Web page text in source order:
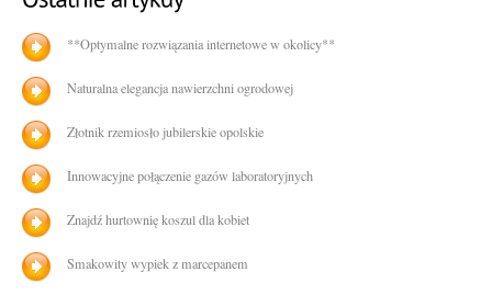
**Optymalne rozwiązania internetowe w okolicy**
Naturalna elegancja nawierzchni ogrodowej
Złotnik rzemiosło jubilerskie opolskie
Innowacyjne połączenie gazów laboratoryjnych
Znajdź hurtownię koszul dla kobiet
Smakowity wypiek z marcepanem